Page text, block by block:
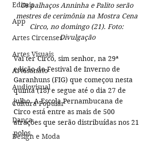
Editais
App
Artes Circenses
Artes Visuais
Artesanato
Audiovisual
Cultura Popular
Dança
Design e Moda
Os palhaços Anninha e Palito serão
mestres de cerimônia na Mostra Cena
Circo, no domingo (21). Foto:
Divulgação
Vai ter Circo, sim senhor, na 29ª
edição do Festival de Inverno de
Garanhuns (FIG) que começou nesta
quinta (18) e segue até o dia 27 de
julho. A Escola Pernambucana de
Circo está entre as mais de 500
atrações que serão distribuídas nos 21
polos.